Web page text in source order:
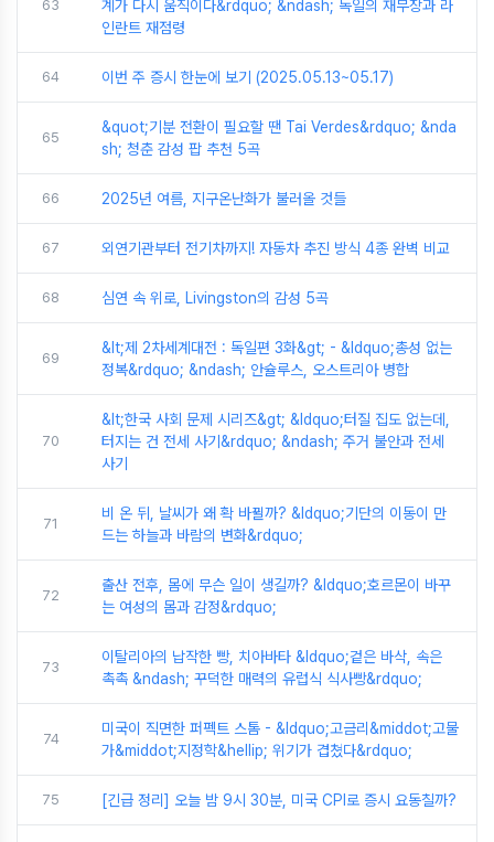
63
계가 다시 움직이다&rdquo; &ndash; 독일의 재무장과 라
인란트 재점령
64 이번 주 증시 한눈에 보기 (2025.05.13~05.17)
65
&quot;기분 전환이 필요할 땐 Tai Verdes&rdquo; &nda
sh; 청춘 감성 팝 추천 5곡
66 2025년 여름, 지구온난화가 불러올 것들
67 외연기관부터 전기차까지! 자동차 추진 방식 4종 완벽 비교
68 심연 속 위로, Livingston의 감성 5곡
69
&lt;제 2차세계대전 : 독일편 3화&gt; - &ldquo;총성 없는
정복&rdquo; &ndash; 안슐루스, 오스트리아 병합
70
&lt;한국 사회 문제 시리즈&gt; &ldquo;터질 집도 없는데,
터지는 건 전세 사기&rdquo; &ndash; 주거 불안과 전세
사기
71
비 온 뒤, 날씨가 왜 확 바뀔까? &ldquo;기단의 이동이 만
드는 하늘과 바람의 변화&rdquo;
72
출산 전후, 몸에 무슨 일이 생길까? &ldquo;호르몬이 바꾸
는 여성의 몸과 감정&rdquo;
73
이탈리아의 납작한 빵, 치아바타 &ldquo;겉은 바삭, 속은
촉촉 &ndash; 꾸덕한 매력의 유럽식 식사빵&rdquo;
74
미국이 직면한 퍼펙트 스톰 - &ldquo;고금리&middot;고물
가&middot;지정학&hellip; 위기가 겹쳤다&rdquo;
75 [긴급 정리] 오늘 밤 9시 30분, 미국 CPI로 증시 요동칠까?